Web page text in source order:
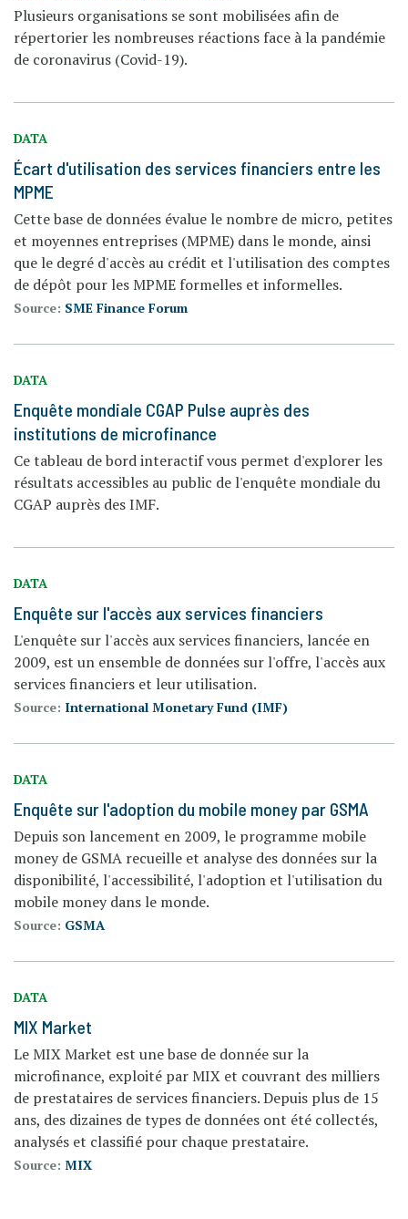
Plusieurs organisations se sont mobilisées afin de
répertorier les nombreuses réactions face à la pandémie
de coronavirus (Covid-19).
DATA
Écart d'utilisation des services financiers entre les
MPME
Cette base de données évalue le nombre de micro, petites
et moyennes entreprises (MPME) dans le monde, ainsi
que le degré d'accès au crédit et l'utilisation des comptes
de dépôt pour les MPME formelles et informelles.
Source: SME Finance Forum
DATA
Enquête mondiale CGAP Pulse auprès des
institutions de microfinance
Ce tableau de bord interactif vous permet d'explorer les
résultats accessibles au public de l'enquête mondiale du
CGAP auprès des IMF.
DATA
Enquête sur l'accès aux services financiers
L'enquête sur l'accès aux services financiers, lancée en
2009, est un ensemble de données sur l'offre, l'accès aux
services financiers et leur utilisation.
Source: International Monetary Fund (IMF)
DATA
Enquête sur l'adoption du mobile money par GSMA
Depuis son lancement en 2009, le programme mobile
money de GSMA recueille et analyse des données sur la
disponibilité, l'accessibilité, l'adoption et l'utilisation du
mobile money dans le monde.
Source: GSMA
DATA
MIX Market
Le MIX Market est une base de donnée sur la
microfinance, exploité par MIX et couvrant des milliers
de prestataires de services financiers. Depuis plus de 15
ans, des dizaines de types de données ont été collectés,
analysés et classifié pour chaque prestataire.
Source: MIX